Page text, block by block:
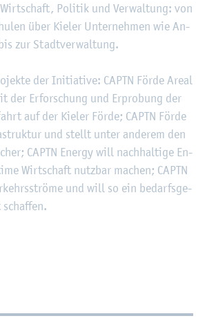
Wirt­schaft, Po­li­tik und Ver­wal­tung: von
über Kie­ler Un­ter­neh­men wie An­
zur Stadt­ver­wal­tung.
der In­itia­ti­ve: CAPTN Förde Areal
der Er­for­schung und Er­pro­bung der
auf der Kie­ler Förde; CAPTN Förde
und stellt unter an­de­rem den
CAPTN En­er­gy will nach­hal­ti­ge En­
Wirt­schaft nutz­bar ma­chen; CAPTN
und will so ein be­darfs­ge­
In­for­ma­tio­nen